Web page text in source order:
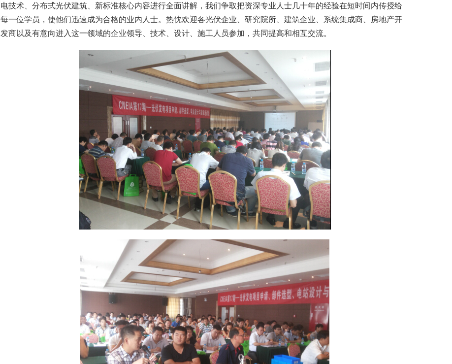
电技术、分布式光伏建筑、新标准核心内容进行全面讲解，我们争取把资深专业人士几十年的经验在短时间内传授给
每一位学员，使他们迅速成为合格的业内人士。热忱欢迎各光伏企业、研究院所、建筑企业、系统集成商、房地产开
发商以及有意向进入这一领域的企业领导、技术、设计、施工人员参加，共同提高和相互交流。